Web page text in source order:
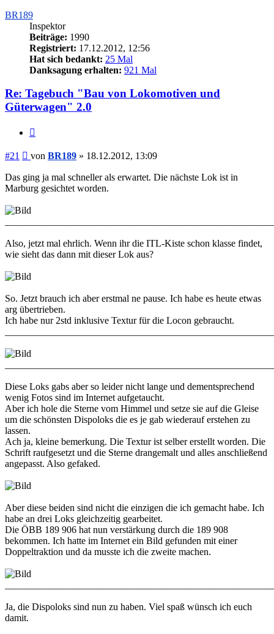
BR189
Inspektor
Beiträge: 1990
Registriert: 17.12.2012, 12:56
Hat sich bedankt: 25 Mal
Danksagung erhalten: 921 Mal
Re: Tagebuch "Bau von Lokomotiven und
Güterwagen" 2.0
#21 Beitrag
von BR189 » 18.12.2012, 13:09
Das ging ja mal schneller als erwartet. Die nächste Lok ist in
Marburg gesichtet worden.
Also, jetzt mal ehrlich. Wenn ihr die ITL-Kiste schon klasse findet,
wie sieht das dann mit dieser Lok aus?
So. Jetzt brauch ich aber erstmal ne pause. Ich habe es heute etwas
arg übertrieben.
Ich habe nur 2std inklusive Textur für die Locon gebraucht.
Diese Loks gabs aber so leider nicht lange und dementsprechend
wenig Fotos sind im Internet aufgetaucht.
Aber ich hole die Sterne vom Himmel und setze sie auf die Gleise
um die schönsten Dispoloks die es je gab wiederauf erstehen zu
lassen.
Ach ja, kleine bemerkung. Die Textur ist selber erstellt worden. Die
Schrift raufgesetzt und die Sterne drangemalt und alles anschließend
angepasst. Also gefaked.
Aber diese beiden sind nicht die einzigen die ich gemacht habe. Ich
habe an drei Loks gleichzeitig gearbeitet.
Die ÖBB 189 906 hat nun verstärkung durch die 189 908
bekommen. Ich hatte im Internet ein Bild gefunden mit einer
Doppeltraktion und da musste ich die zweite machen.
Ja, die Dispoloks sind nun zu haben. Viel spaß wünsch ich euch
damit.